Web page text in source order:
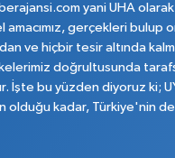
yani UHA
gerçekleri bulup
ve hiçbir tesir altında
doğrultusunda
İşte bu yüzden diyoruz ki;
olduğu kadar, Türkiye'nin de